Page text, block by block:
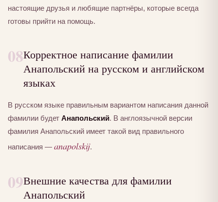
настоящие друзья и любящие партнёры, которые всегда
готовы прийти на помощь.
08Корректное написание фамилии
Анапольский на русском и английском
языках
В русском языке правильным вариантом написания данной
фамилии будет Анапольский. В англоязычной версии
фамилия Анапольский имеет такой вид правильного
написания — anapolskij.
09Внешние качества для фамилии
Анапольский